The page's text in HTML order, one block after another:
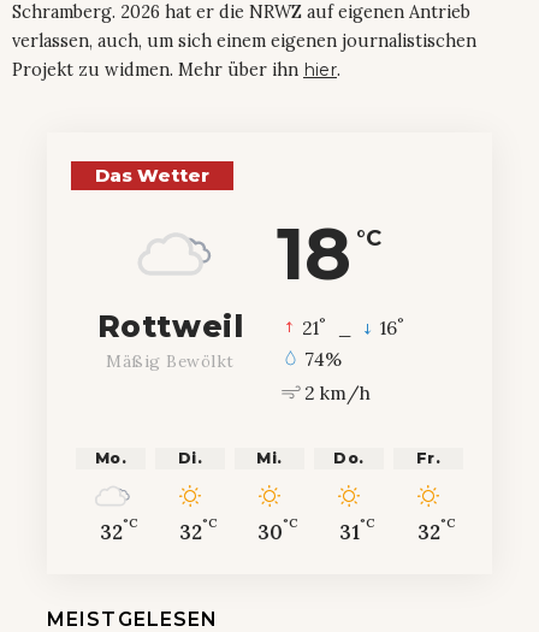
Schramberg. 2026 hat er die NRWZ auf eigenen Antrieb
verlassen, auch, um sich einem eigenen journalistischen
Projekt zu widmen. Mehr über ihn hier.
Das Wetter
18 °C
Rottweil
Mäßig Bewölkt
21° 16°
74%
2 km/h
Mo.
32°C
Di.
32°C
Mi.
30°C
Do.
31°C
Fr.
32°C
MEISTGELESEN